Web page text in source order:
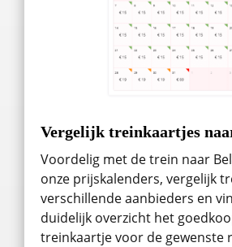
Vergelijk treinkaartjes
Voordelig met de trein naar
onze prijskalenders, vergelijk
verschillende aanbieders en
duidelijk overzicht het
treinkaartje voor de gewenste